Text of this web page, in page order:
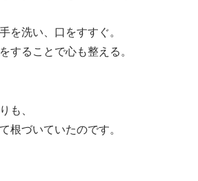
を洗い、口をすすぐ。
することで心も整える。
も、
根づいていたのです。